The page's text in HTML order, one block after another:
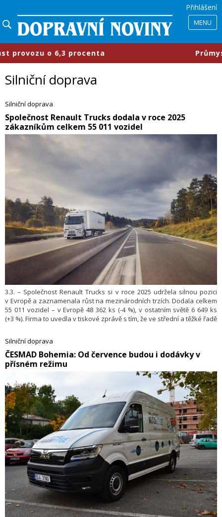
Přihlášení
MENU
​Průmyslové parky se
Silniční doprava
Silniční doprava
​Společnost Renault Trucks dodala v roce 2025
zákazníkům celkem 55 011 vozidel
3.3. – Společnost Renault Trucks si v roce 2025 udržela silnou pozici
v Evropě a zaznamenala růst na mezinárodních trzích. Dodala celkem
55 011 vozidel – v Evropě 48 362 ks (-4 %), v ostatním světě 6 649 ks
(+3 %). Firma to uvedla v tiskové zprávě s tím, že ve střední a těžké řadě
vozidel (-10 %). Elektrických vozidel bylo celkem ve všech modelových
řadách 2 612. Toho 800 (-20 %) představovala elektrická vozidla střední
a těžké řady a 1 812 (+190 %) bylo lehkých užitkových s elektrickým
pohonem.
Silniční doprava
​ČESMAD Bohemia: Od července budou i dodávky v
přísném režimu